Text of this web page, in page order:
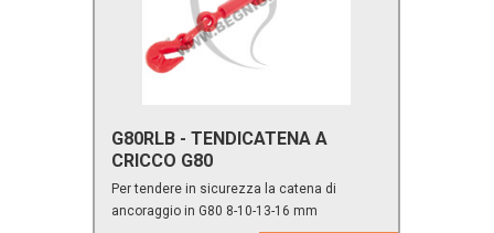
G80RLB - TENDICATENA A
CRICCO G80
Per tendere in sicurezza la catena di
ancoraggio in G80 8-10-13-16 mm